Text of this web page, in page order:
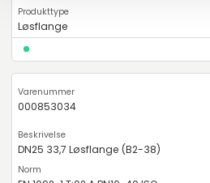
Løsflange
000853034
DN25 33,7 Løsflange (B2-38)